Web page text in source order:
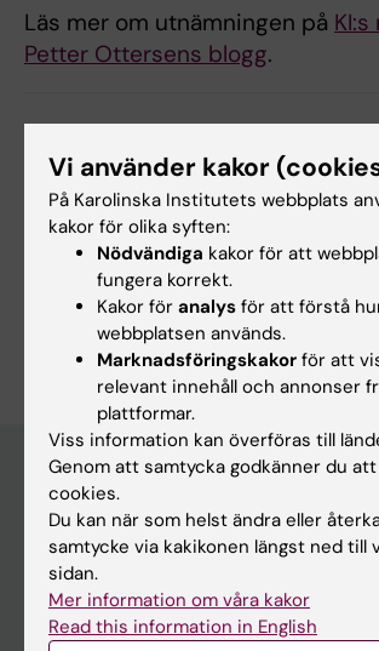
Läs mer om utnämningen på
Petter Ottersens blogg.
Anna Svensson 2021-12-09
Upptäck KI
Utbildning
Forskarutbildning
Forskning
Vi använder kakor
På Karolinska Institutets webbplats
kakor för olika syften:
Nödvändiga kakor för att
fungera korrekt.
Kakor för analys för att förstå
webbplatsen används.
Marknadsföringskakor för att
relevant innehåll och annonser
plattformar.
Viss information kan överföras till
Genom att samtycka godkänner du
cookies.
Du kan när som helst ändra eller
samtycke via kakikonen längst ned till
sidan.
Mer information om våra kakor
Read this information in English